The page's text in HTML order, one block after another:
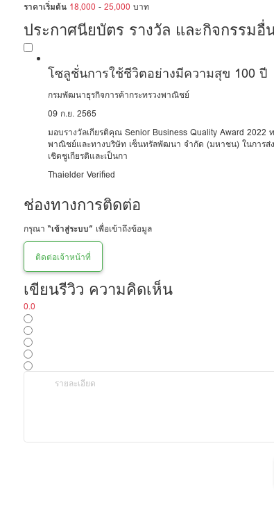
ราคาเริ่มต้น 18,000 - 25,000 บาท
ประกาศนียบัตร รางวัล และกิจกรรมอื่
โซลูชั่นการใช้ชีวิตอย่างมีความสุข 100 ปี
กรมพัฒนาธุรกิจการค้ากระทรวงพาณิชย์
09 ก.ย. 2565
มอบรางวัลเกียรติคุณ Senior Business Quality Award
พาณิชย์และทางบริษัท เซ็นทรัลพัฒนา จำกัด (มหาชน) ในการส่
เชิดชูเกียรติและเป็นกา
Thaielder Verified
ช่องทางการติดต่อ
กรุณา“เข้าสู่ระบบ” เพื่อเข้าถึงข้อมูล
ติดต่อเจ้าหน้าที่
เขียนรีวิว ความคิดเห็น
0.0